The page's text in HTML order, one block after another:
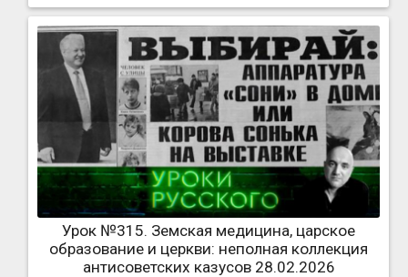
Урок №315. Земская медицина, царское
образование и церкви: неполная коллекция
антисоветских казусов 28.02.2026